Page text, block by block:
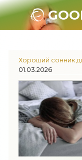
Хороший сонник
01.03.2026